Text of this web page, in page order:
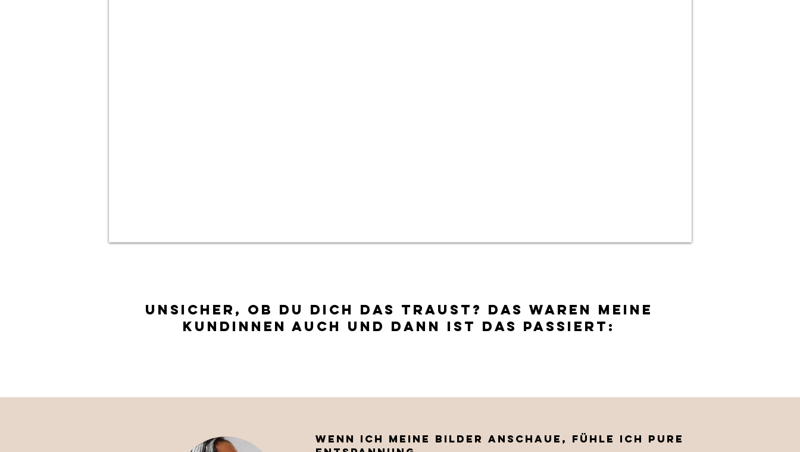
UNSICHER, OB DU DICH DAS TRAUST? dAS WAREN MEINE
KUNDINNEN AUCH UND DANN IST DAS PASSIERT:
Wenn ich meine Bilder anschaue, fühle ich pure